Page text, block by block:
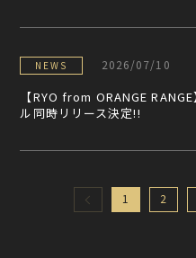
NEWS 2026/07/10
【RYO from ORANGE
ル同時リリース決定!!
1 2